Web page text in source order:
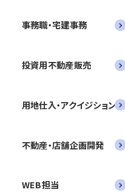
事務職・宅建事務
投資用不動産販売
用地仕入・アクイジション
不動産・店舗企画開発
WEB担当